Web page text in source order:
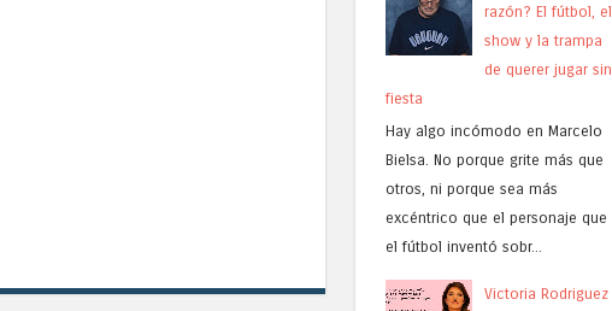
razón? El fútbol, el
show y la trampa
de querer jugar sin
fiesta
Hay algo incómodo en Marcelo
Bielsa. No porque grite más que
otros, ni porque sea más
excéntrico que el personaje que
el fútbol inventó sobr...
Victoria Rodriguez